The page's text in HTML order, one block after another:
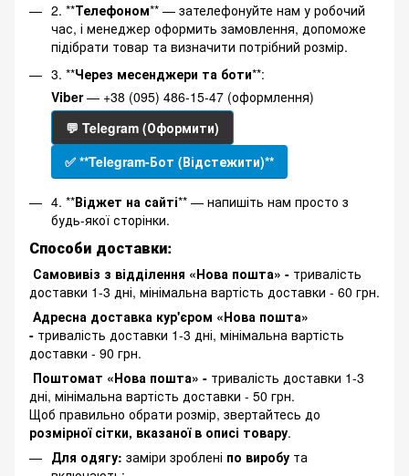
2. **Телефоном** — зателефонуйте нам у робочий
час, і менеджер оформить замовлення, допоможе
підібрати товар та визначити потрібний розмір.
3. **Через месенджери та боти**:
Viber— +38 (095) 486-15-47 (оформлення)
💬 Telegram (Оформити)
✅ **Telegram-Бот (Відстежити)**
4. **Віджет на сайті** — напишіть нам просто з
будь-якої сторінки.
Способи доставки:
Самовивіз з відділення «Нова пошта» - тривалість
доставки 1-3 дні, мінімальна вартість доставки - 60 грн.
Адресна доставка кур'єром «Нова пошта»
- тривалість доставки 1-3 дні, мінімальна вартість
доставки - 90 грн.
Поштомат «Нова пошта» - тривалість доставки 1-3
дні, мінімальна вартість доставки - 50 грн.
Щоб правильно обрати розмір, звертайтесь до
розмірної сітки, вказаної в описі товару.
Для одягу: заміри зроблені по виробу та